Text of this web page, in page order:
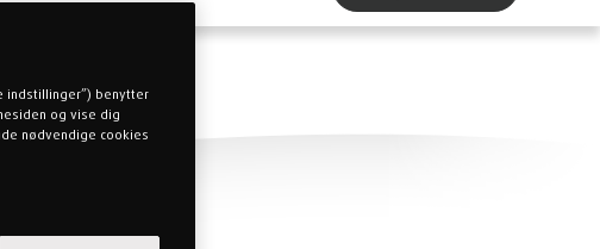
indstillinger”) benytter
og vise dig
nødvendige cookies